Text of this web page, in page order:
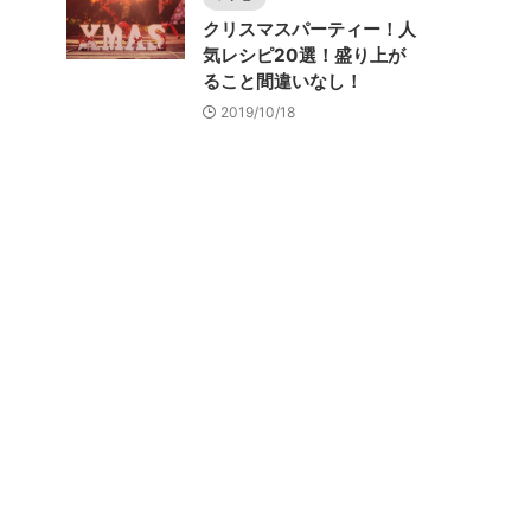
クリスマスパーティー！人
気レシピ20選！盛り上が
ること間違いなし！
2019/10/18